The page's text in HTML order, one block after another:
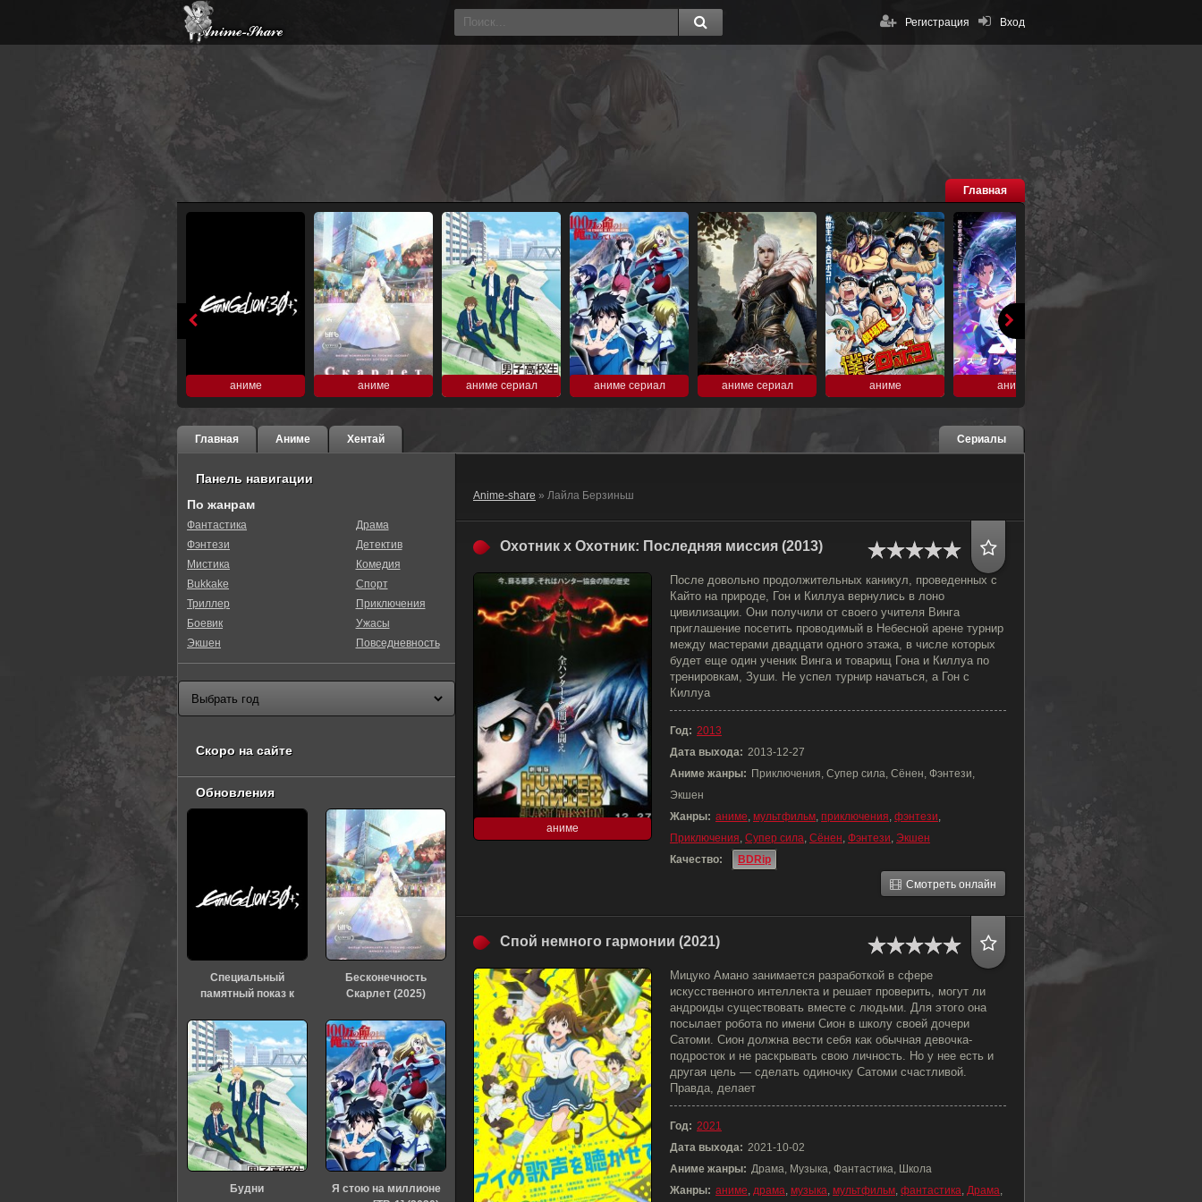
Вход
Регистрация
Главная
аниме аниме аниме сериал аниме сериал аниме сериал аниме аниме
Главная Аниме Хентай Сериалы
Anime-share » Лайла Берзиньш
Охотник х Охотник: Последняя миссия (2013)
аниме
После довольно продолжительных каникул, проведенных с
Кайто на природе, Гон и Киллуа вернулись в лоно
цивилизации. Они получили от своего учителя Винга
приглашение посетить проводимый в Небесной арене турнир
между мастерами двадцати одного этажа, в числе которых
будет еще один ученик Винга и товарищ Гона и Киллуа по
тренировкам, Зуши. Не успел турнир начаться, а Гон с
Киллуа
Год: 2013
Дата выхода: 2013-12-27
Аниме жанры: Приключения, Супер сила, Сёнен, Фэнтези,
Экшен
Жанры: аниме, мультфильм, приключения, фэнтези,
Приключения, Супер сила, Сёнен, Фэнтези, Экшен
Качество:
BDRip
Смотреть онлайн
Спой немного гармонии (2021)
Мицуко Амано занимается разработкой в сфере
искусственного интеллекта и решает проверить, могут ли
андроиды существовать вместе с людьми. Для этого она
посылает робота по имени Сион в школу своей дочери
Сатоми. Сион должна вести себя как обычная девочка-
подросток и не раскрывать свою личность. Но у нее есть и
другая цель — сделать одиночку Сатоми счастливой.
Правда, делает
Год: 2021
Дата выхода: 2021-10-02
Аниме жанры: Драма, Музыка, Фантастика, Школа
Жанры: аниме, драма, музыка, мультфильм, фантастика, Драма,
Панель навигации
По жанрам
Фантастика
Фэнтези
Мистика
Bukkake
Триллер
Боевик
Экшен
Драма
Детектив
Комедия
Спорт
Приключения
Ужасы
Повседневность
Скоро на сайте
Обновления
Специальный
памятный показ к
«Евангелиона» (2026)
Бесконечность
Скарлет (2025)
Будни
Я стою на миллионе